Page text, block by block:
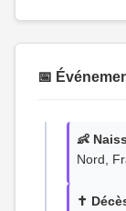
📅
👶
Nord,
✝️